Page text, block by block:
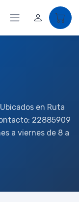
en Ruta
22885909
a viernes de 8 a